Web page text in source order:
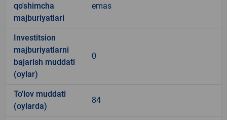
qo'shimcha
majburiyatlari
emas
Investitsion
majburiyatlarni
bajarish muddati
(oylar)
0
To'lov muddati
(oylarda)
84